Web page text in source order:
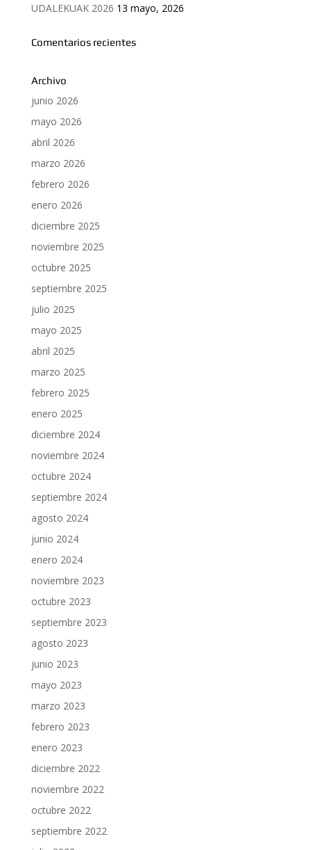
UDALEKUAK 2026 13 mayo, 2026
Comentarios recientes
Archivo
junio 2026
mayo 2026
abril 2026
marzo 2026
febrero 2026
enero 2026
diciembre 2025
noviembre 2025
octubre 2025
septiembre 2025
julio 2025
mayo 2025
abril 2025
marzo 2025
febrero 2025
enero 2025
diciembre 2024
noviembre 2024
octubre 2024
septiembre 2024
agosto 2024
junio 2024
enero 2024
noviembre 2023
octubre 2023
septiembre 2023
agosto 2023
junio 2023
mayo 2023
marzo 2023
febrero 2023
enero 2023
diciembre 2022
noviembre 2022
octubre 2022
septiembre 2022